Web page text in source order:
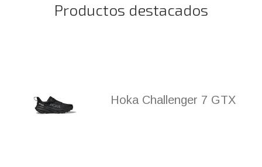
Productos destacados
Hoka Challenger 7 GTX